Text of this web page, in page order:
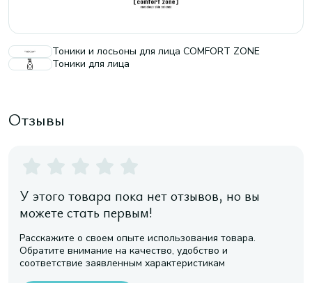
Тоники и лосьоны для лица COMFORT ZONE
Тоники для лица
Отзывы
У этого товара пока нет отзывов, но вы
можете стать первым!
Расскажите о своем опыте использования товара.
Обратите внимание на качество, удобство и
соответствие заявленным характеристикам